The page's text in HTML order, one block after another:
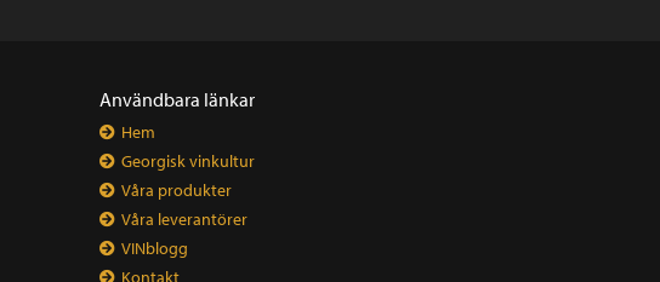
Användbara länkar
Hem
Georgisk vinkultur
Våra produkter
Våra leverantörer
VINblogg
Kontakt